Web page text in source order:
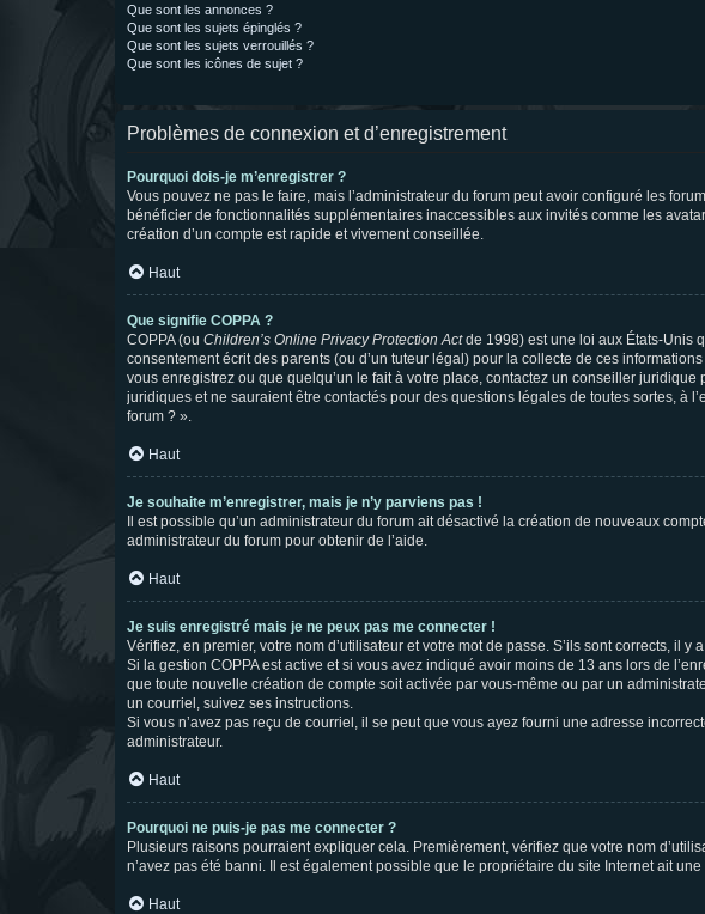
Que sont les annonces ?
Que sont les sujets épinglés ?
Que sont les sujets verrouillés ?
Que sont les icônes de sujet ?
Problèmes de connexion et d’enregistrement
Pourquoi dois-je m’enregistrer ?
Vous pouvez ne pas le faire, mais l’administrateur du forum peut avoir configuré les
bénéficier de fonctionnalités supplémentaires inaccessibles aux invités comme les
création d’un compte est rapide et vivement conseillée.
Haut
Que signifie COPPA ?
COPPA (ou Children’s Online Privacy Protection Actde 1998) est une loi aux États-Unis
consentement écrit des parents (ou d’un tuteur légal) pour la collecte de ces
vous enregistrez ou que quelqu’un le fait à votre place, contactez un conseiller
juridiques et ne sauraient être contactés pour des questions légales de toutes sortes, à
forum ? ».
Haut
Je souhaite m’enregistrer, mais je n’y parviens pas !
Il est possible qu’un administrateur du forum ait désactivé la création de nouveaux
administrateur du forum pour obtenir de l’aide.
Haut
Je suis enregistré mais je ne peux pas me connecter !
Vérifiez, en premier, votre nom d’utilisateur et votre mot de passe. S’ils sont corrects, il y
Si la gestion COPPA est active et si vous avez indiqué avoir moins de 13 ans lors de
que toute nouvelle création de compte soit activée par vous-même ou par un
un courriel, suivez ses instructions.
Si vous n’avez pas reçu de courriel, il se peut que vous ayez fourni une adresse
administrateur.
Haut
Pourquoi ne puis-je pas me connecter ?
Plusieurs raisons pourraient expliquer cela. Premièrement, vérifiez que votre nom
n’avez pas été banni. Il est également possible que le propriétaire du site Internet ait
Haut